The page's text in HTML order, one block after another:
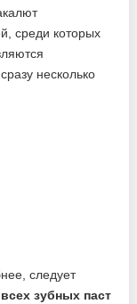
среди которых
несколько
следует
зубных паст